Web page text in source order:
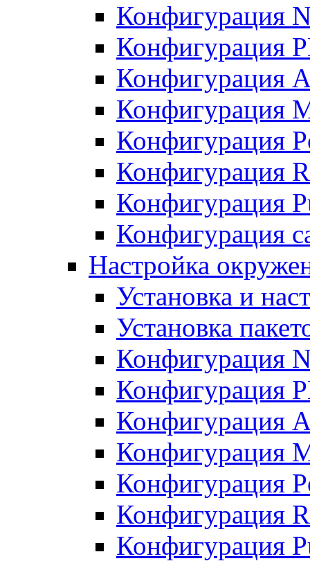
Конфигурация
Конфигурация
Конфигурация
Конфигурация
Конфигурация
Конфигурация
Конфигурация
Конфигурация
Настройка
Установка и
Установка
Конфигурация
Конфигурация
Конфигурация
Конфигурация
Конфигурация
Конфигурация
Конфигурация